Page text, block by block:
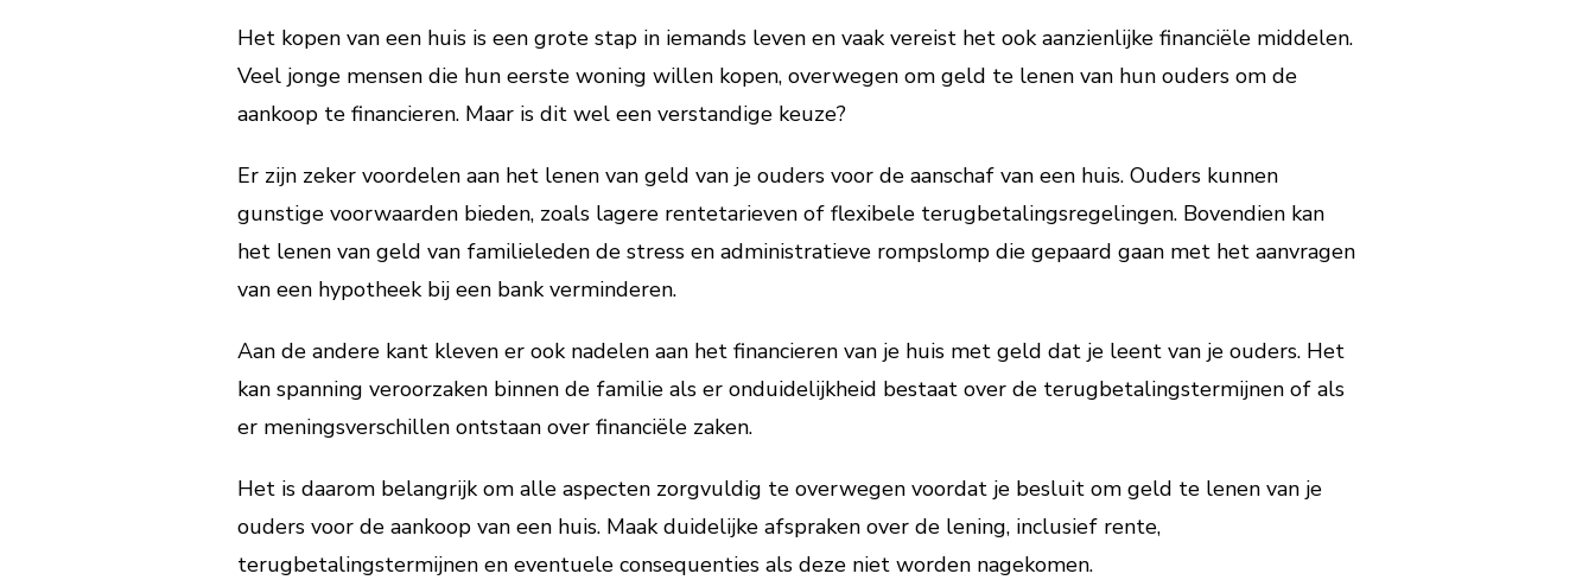
Het kopen van een huis is een grote stap in iemands leven en vaak vereist het ook aanzienlijke financiële middelen.
Veel jonge mensen die hun eerste woning willen kopen, overwegen om geld te lenen van hun ouders om de
aankoop te financieren. Maar is dit wel een verstandige keuze?
Er zijn zeker voordelen aan het lenen van geld van je ouders voor de aanschaf van een huis. Ouders kunnen
gunstige voorwaarden bieden, zoals lagere rentetarieven of flexibele terugbetalingsregelingen. Bovendien kan
het lenen van geld van familieleden de stress en administratieve rompslomp die gepaard gaan met het aanvragen
van een hypotheek bij een bank verminderen.
Aan de andere kant kleven er ook nadelen aan het financieren van je huis met geld dat je leent van je ouders. Het
kan spanning veroorzaken binnen de familie als er onduidelijkheid bestaat over de terugbetalingstermijnen of als
er meningsverschillen ontstaan over financiële zaken.
Het is daarom belangrijk om alle aspecten zorgvuldig te overwegen voordat je besluit om geld te lenen van je
ouders voor de aankoop van een huis. Maak duidelijke afspraken over de lening, inclusief rente,
terugbetalingstermijnen en eventuele consequenties als deze niet worden nagekomen.